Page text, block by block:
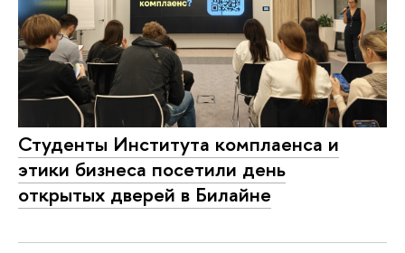
Студенты Института комплаенса и
этики бизнеса посетили день
открытых дверей в Билайне